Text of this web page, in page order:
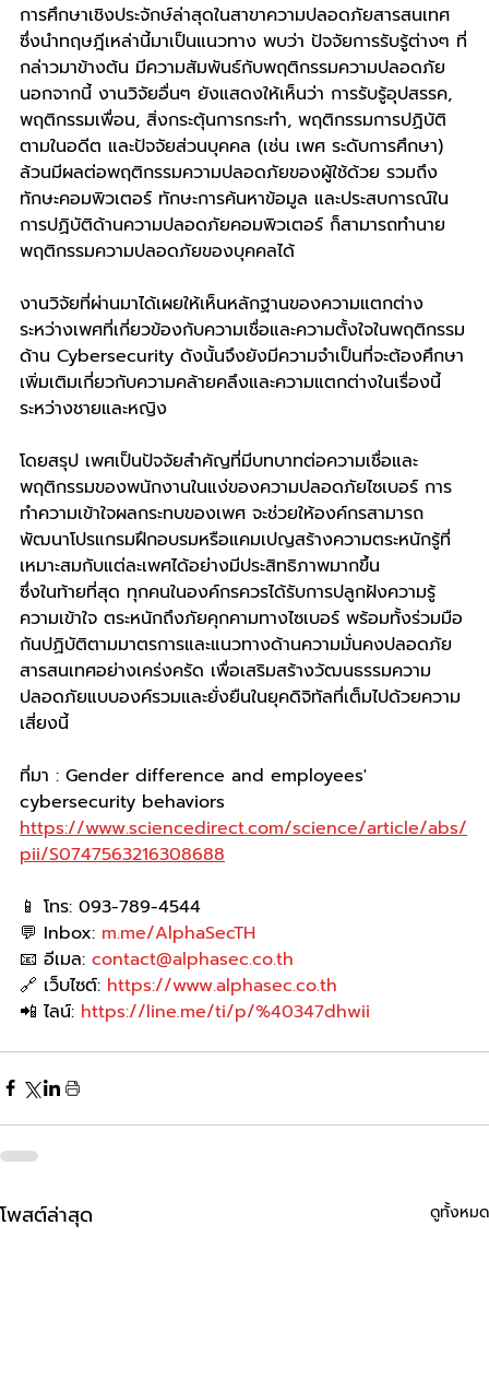
การศึกษาเชิงประจักษ์ล่าสุดในสาขาความปลอดภัยสารสนเทศ
ซึ่งนำทฤษฎีเหล่านี้มาเป็นแนวทาง พบว่า ปัจจัยการรับรู้ต่างๆ ที่
กล่าวมาข้างต้น มีความสัมพันธ์กับพฤติกรรมความปลอดภัย
นอกจากนี้ งานวิจัยอื่นๆ ยังแสดงให้เห็นว่า การรับรู้อุปสรรค,
พฤติกรรมเพื่อน, สิ่งกระตุ้นการกระทำ, พฤติกรรมการปฏิบัติ
ตามในอดีต และปัจจัยส่วนบุคคล (เช่น เพศ ระดับการศึกษา)
ล้วนมีผลต่อพฤติกรรมความปลอดภัยของผู้ใช้ด้วย รวมถึง
ทักษะคอมพิวเตอร์ ทักษะการค้นหาข้อมูล และประสบการณ์ใน
การปฏิบัติด้านความปลอดภัยคอมพิวเตอร์ ก็สามารถทำนาย
พฤติกรรมความปลอดภัยของบุคคลได้
งานวิจัยที่ผ่านมาได้เผยให้เห็นหลักฐานของความแตกต่าง
ระหว่างเพศที่เกี่ยวข้องกับความเชื่อและความตั้งใจในพฤติกรรม
ด้าน Cybersecurity ดังนั้นจึงยังมีความจำเป็นที่จะต้องศึกษา
เพิ่มเติมเกี่ยวกับความคล้ายคลึงและความแตกต่างในเรื่องนี้
ระหว่างชายและหญิง
โดยสรุป เพศเป็นปัจจัยสำคัญที่มีบทบาทต่อความเชื่อและ
พฤติกรรมของพนักงานในแง่ของความปลอดภัยไซเบอร์ การ
ทำความเข้าใจผลกระทบของเพศ จะช่วยให้องค์กรสามารถ
พัฒนาโปรแกรมฝึกอบรมหรือแคมเปญสร้างความตระหนักรู้ที่
เหมาะสมกับแต่ละเพศได้อย่างมีประสิทธิภาพมากขึ้น
ซึ่งในท้ายที่สุด ทุกคนในองค์กรควรได้รับการปลูกฝังความรู้
ความเข้าใจ ตระหนักถึงภัยคุกคามทางไซเบอร์ พร้อมทั้งร่วมมือ
กันปฏิบัติตามมาตรการและแนวทางด้านความมั่นคงปลอดภัย
สารสนเทศอย่างเคร่งครัด เพื่อเสริมสร้างวัฒนธรรมความ
ปลอดภัยแบบองค์รวมและยั่งยืนในยุคดิจิทัลที่เต็มไปด้วยความ
เสี่ยงนี้
ที่มา : Gender difference and employees'
cybersecurity behaviors
https://www.sciencedirect.com/science/article/abs/
pii/S0747563216308688
📱 โทร: 093-789-4544
💬 Inbox: m.me/AlphaSecTH
📧 อีเมล: contact@alphasec.co.th
🔗 เว็บไซต์: https://www.alphasec.co.th
📲 ไลน์: https://line.me/ti/p/%40347dhwii
โพสต์ล่าสุด ดูทั้งหมด